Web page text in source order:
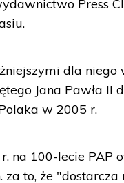
Press
dla
Jana Pawła II
w 2005 r.
na 100-lecie PAP
za to, że